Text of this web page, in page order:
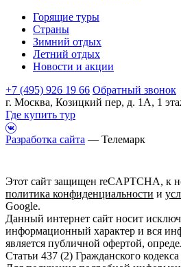
Горящие туры
Страны
Зимний отдых
Летний отдых
Новости и акции
+7 (495) 926 19 66 Обратный звонок
г. Москва, Козицкий пер, д. 1А, 1
Где купить тур
Разработка сайта — Телемарк
Этот сайт защищен reCAPTCHA, к
политика конфиденциальности и
Google.
Данный интернет сайт носит
информационный характер и вся
является публичной офертой,
Статьи 437 (2) Гражданского